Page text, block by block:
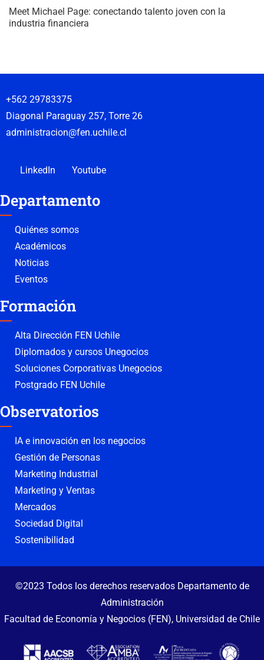
Meet Michael Page: conectando talento joven con la
industria financiera
+562 29783375
Diagonal Paraguay 257, Torre 26
administracion@fen.uchile.cl
LinkedIn Youtube
Departamento
Quiénes somos
Académicos
Noticias
Eventos
Formación
Alta Dirección FEN Uchile
Diplomados y cursos Unegocios
Soluciones Corporativas Unegocios
Postgrado FEN Uchile
Observatorios
IA e innovación en los negocios
Gestión de Personas
Marketing Industrial
Marketing y Ventas
Mercados
Sociedad Digital
Sostenibilidad
©2023 Todos los derechos reservados Departamento de
Administración
Facultad de Economía y Negocios (FEN), Universidad de Chile